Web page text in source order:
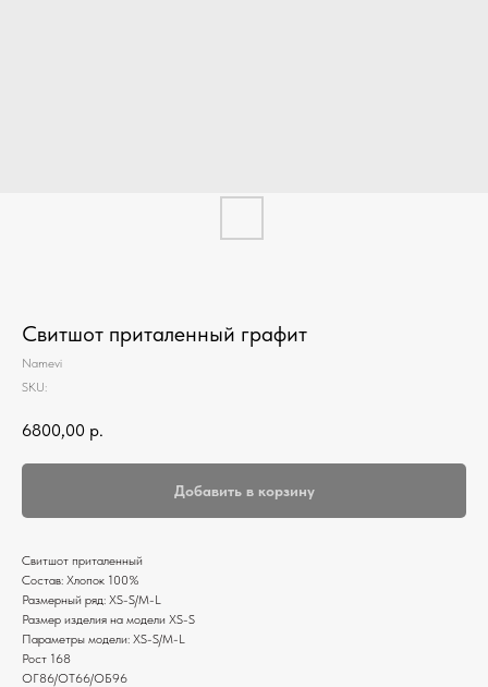
Свитшот приталенный графит
Namevi
SKU:
6800,00 р.
Добавить в корзину
Свитшот приталенный
Состав: Хлопок 100%
Размерный ряд: XS-S/M-L
Размер изделия на модели XS-S
Параметры модели: XS-S/M-L
Рост 168
ОГ86/ОТ66/ОБ96